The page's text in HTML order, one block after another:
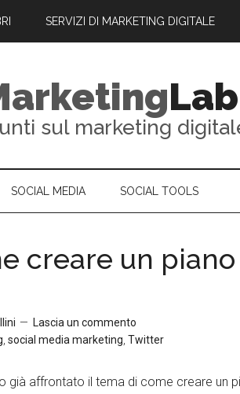
SERVIZI DI MARKETING DIGITALE
Lab
sul marketing
SOCIAL MEDIA SOCIAL TOOLS
creare un
Lascia un commento
social media marketing Twitter
già affrontato il tema di come creare un